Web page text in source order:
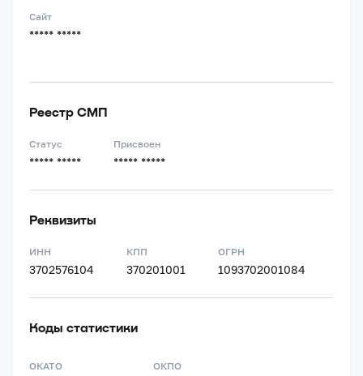
Сайт
***** *****
Реестр СМП
Статус
***** *****
Присвоен
***** *****
Реквизиты
ИНН
3702576104
КПП
370201001
ОГРН
1093702001084
Коды статистики
ОКАТО ОКПО